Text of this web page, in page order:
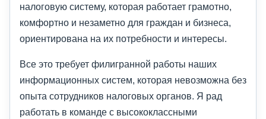
налоговую систему, которая работает грамотно,
комфортно и незаметно для граждан и бизнеса,
ориентирована на их потребности и интересы.
Все это требует филигранной работы наших
информационных систем, которая невозможна без
опыта сотрудников налоговых органов. Я рад
работать в команде с высококлассными